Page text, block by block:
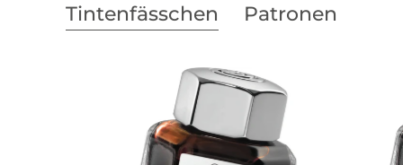
Tintenfässchen Patronen